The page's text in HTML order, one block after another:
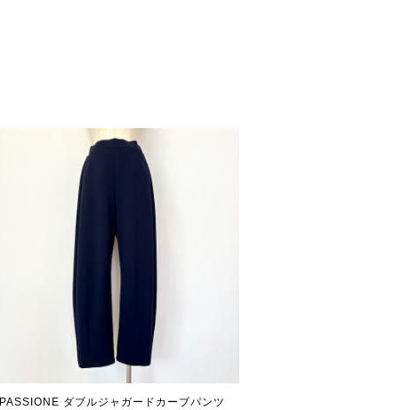
PASSIONE ダブルジャガードカーブパンツ